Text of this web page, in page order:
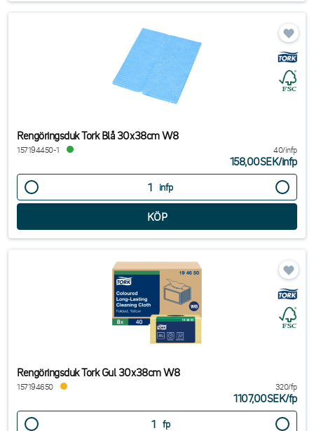
Rengöringsduk Tork Blå 30x38cm W8
157194450-1 40/infp
158,00SEK/infp
infp
Rengöringsduk Tork Gul 30x38cm W8
157194650 320/fp
1107,00SEK/fp
fp